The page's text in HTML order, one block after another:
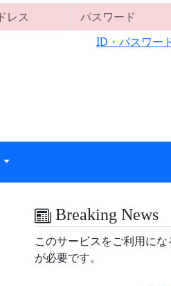
ID・パスワー
Breaking News
このサービスをご利用に
が必要です。